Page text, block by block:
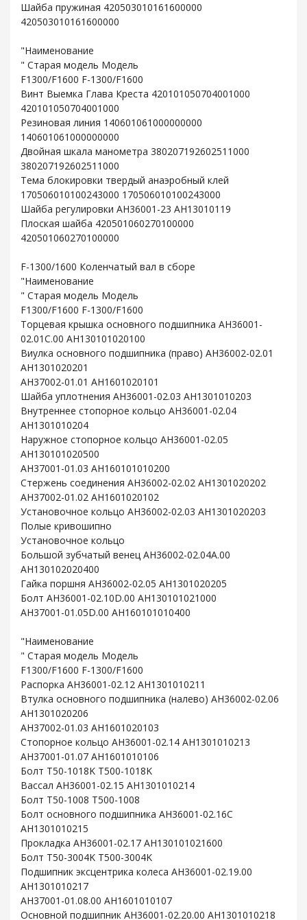
Шайба пружиная 420503010161600000
420503010161600000
"Наименование
" Старая модель Модель
F1300/F1600 F-1300/F1600
Винт Выемка Глава Креста 420101050704001000
420101050704001000
Резиновая линия 140601061000000000
140601061000000000
Двойная шкала манометра 380207192602511000
380207192602511000
Тема блокировки твердый анаэробный клей
170506010100243000 170506010100243000
Шайба регулировки AH36001-23 AH13010119
Плоская шайба 420501060270100000
420501060270100000
F-1300/1600 Коленчатый вал в сборе
"Наименование
" Старая модель Модель
F1300/F1600 F-1300/F1600
Торцевая крышка основного подшипника AH36001-
02.01C.00 AH130101020100
Виулка основного подшипника (право) AH36002-02.01
AH1301020201
AH37002-01.01 AH1601020101
Шайба уплотнения AH36001-02.03 AH1301010203
Внутреннее стопорное кольцо AH36001-02.04
AH1301010204
Наружное стопорное кольцо AH36001-02.05
AH130101020500
AH37001-01.03 AH160101010200
Стержень соединения AH36002-02.02 AH1301020202
AH37002-01.02 AH1601020102
Установочное кольцо AH36002-02.03 AH1301020203
Полые кривошипно
Установочное кольцо
Большой зубчатый венец AH36002-02.04A.00
AH130102020400
Гайка поршня AH36002-02.05 AH1301020205
Болт AH36001-02.10D.00 AH130101021000
AH37001-01.05D.00 AH160101010400
"Наименование
" Старая модель Модель
F1300/F1600 F-1300/F1600
Распорка AH36001-02.12 AH1301010211
Втулка основного подшипника (налево) AH36002-02.06
AH1301020206
AH37002-01.03 AH1601020103
Стопорное кольцо AH36001-02.14 AH1301010213
AH37001-01.07 AH1601010106
Болт T50-1018K T500-1018K
Вассал AH36001-02.15 AH1301010214
Болт T50-1008 T500-1008
Болт основного подшипника AH36001-02.16C
AH1301010215
Прокладка AH36001-02.17 AH130101021600
Болт T50-3004K T500-3004K
Подшипник эксцентрика колеса AH36001-02.19.00
AH1301010217
AH37001-01.08.00 AH1601010107
Основной подшипник AH36001-02.20.00 AH1301010218